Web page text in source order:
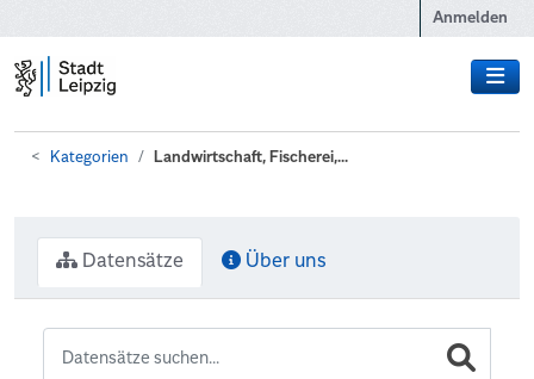
Anmelden
Kategorien Landwirtschaft, Fischerei,...
Datensätze Über uns